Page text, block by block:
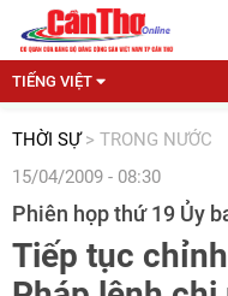
TIẾNG VIỆT
THỜI SỰ > TRONG NƯỚC
15/04/2009 - 08:30
Phiên họp thứ 19 Ủy
Tiếp tục